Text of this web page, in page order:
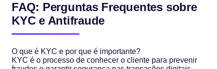
FAQ: Perguntas Frequentes sobre
KYC e Antifraude
O que é KYC e por que é importante?
KYC é o processo de conhecer o cliente para prevenir